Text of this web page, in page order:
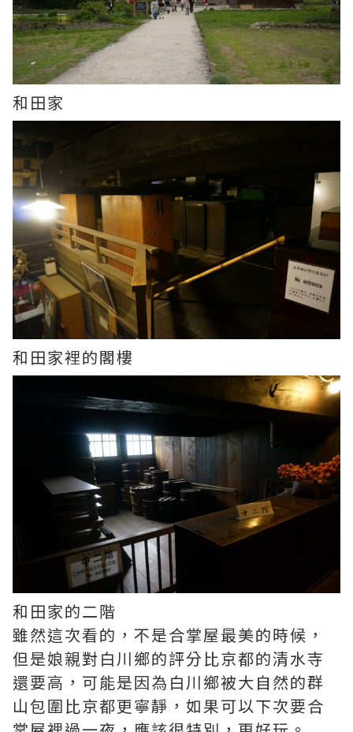
和田家
和田家裡的閣樓
和田家的二階
雖然這次看的，不是合掌屋最美的時候，
但是娘親對白川鄉的評分比京都的清水寺
還要高，可能是因為白川鄉被大自然的群
山包圍比京都更寧靜，如果可以下次要合